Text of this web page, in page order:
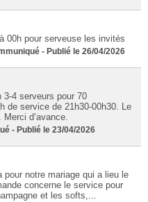
00h pour serveuse les invités
- Publié le 26/04/2026
4 serveurs pour 70
de service de 21h30-00h30. Le
d’avance.
- Publié le 23/04/2026
pour notre mariage qui a lieu le
concerne le service pour
et les softs,...